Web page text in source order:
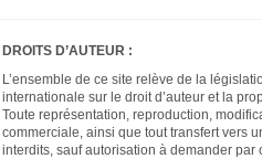
DROITS D’AUTEUR :
L’ensemble de ce site relève de la
internationale sur le droit d’auteur et la
Toute représentation, reproduction,
commerciale, ainsi que tout transfert vers
interdits, sauf autorisation à demander par